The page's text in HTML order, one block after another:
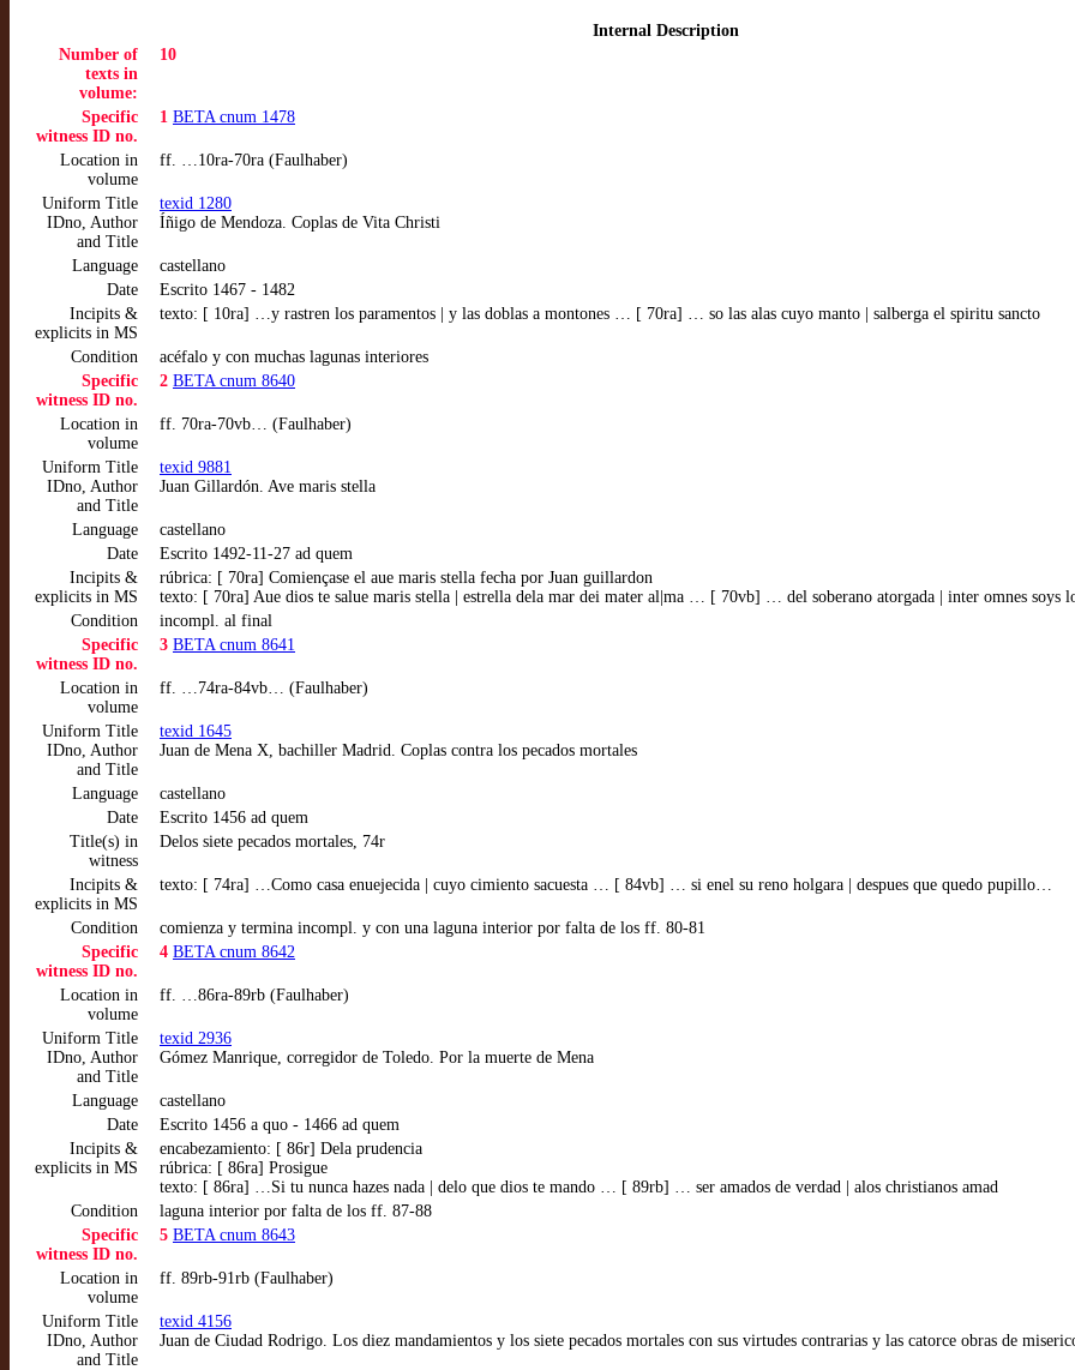
Internal Description
Number of
texts in
volume:
10
Specific
witness ID no.
1 BETA cnum 1478
Location in
volume
ff. …10ra-70ra (Faulhaber)
Uniform Title
IDno, Author
and Title
texid 1280
Íñigo de Mendoza. Coplas de Vita Christi
Language
castellano
Date
Escrito 1467 - 1482
Incipits &
explicits in MS
texto: [ 10ra] …y rastren los paramentos | y las doblas a montones … [ 70ra] … so las alas cuyo manto | salberga el spiritu sancto
Condition
acéfalo y con muchas lagunas interiores
Specific
witness ID no.
2 BETA cnum 8640
Location in
volume
ff. 70ra-70vb… (Faulhaber)
Uniform Title
IDno, Author
and Title
texid 9881
Juan Gillardón. Ave maris stella
Language
castellano
Date
Escrito 1492-11-27 ad quem
Incipits &
explicits in MS
rúbrica: [ 70ra] Comiençase el aue maris stella fecha por Juan guillardon
texto: [ 70ra] Aue dios te salue maris stella | estrella dela mar dei mater al|ma … [ 70vb] … del soberano atorgada | inter omnes soys
Condition
incompl. al final
Specific
witness ID no.
3 BETA cnum 8641
Location in
volume
ff. …74ra-84vb… (Faulhaber)
Uniform Title
IDno, Author
and Title
texid 1645
Juan de Mena X, bachiller Madrid. Coplas contra los pecados mortales
Language
castellano
Date
Escrito 1456 ad quem
Title(s) in
witness
Delos siete pecados mortales, 74r
Incipits &
explicits in MS
texto: [ 74ra] …Como casa enuejecida | cuyo cimiento sacuesta … [ 84vb] … si enel su reno holgara | despues que quedo pupillo…
Condition
comienza y termina incompl. y con una laguna interior por falta de los ff. 80-81
Specific
witness ID no.
4 BETA cnum 8642
Location in
volume
ff. …86ra-89rb (Faulhaber)
Uniform Title
IDno, Author
and Title
texid 2936
Gómez Manrique, corregidor de Toledo. Por la muerte de Mena
Language
castellano
Date
Escrito 1456 a quo - 1466 ad quem
Incipits &
explicits in MS
encabezamiento: [ 86r] Dela prudencia
rúbrica: [ 86ra] Prosigue
texto: [ 86ra] …Si tu nunca hazes nada | delo que dios te mando … [ 89rb] … ser amados de verdad | alos christianos amad
Condition
laguna interior por falta de los ff. 87-88
Specific
witness ID no.
5 BETA cnum 8643
Location in
volume
ff. 89rb-91rb (Faulhaber)
Uniform Title
IDno, Author
and Title
texid 4156
Juan de Ciudad Rodrigo. Los diez mandamientos y los siete pecados mortales con sus virtudes contrarias y las catorce obras de